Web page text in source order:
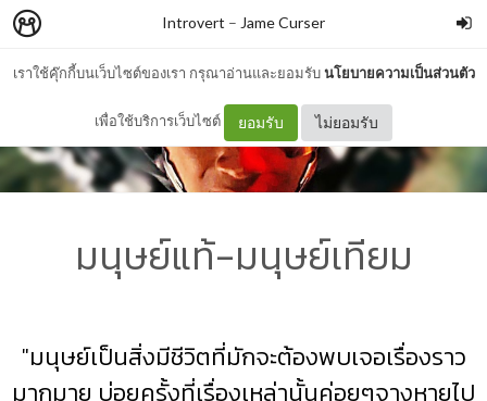
เราใช้คุ๊กกี้บนเว็บไซต์ของเรา กรุณาอ่านและยอมรับนโยบายความเป็นส่วนตัว
เพื่อใช้บริการเว็บไซต์ ยอมรับ ไม่ยอมรับ
Introvert – Jame Curser
มนุษย์แท้-มนุษย์เทียม
"มนุษย์เป็นสิ่งมีชีวิตที่มักจะต้องพบเจอเรื่องราว
มากมาย บ่อยครั้งที่เรื่องเหล่านั้นค่อยๆจางหายไป